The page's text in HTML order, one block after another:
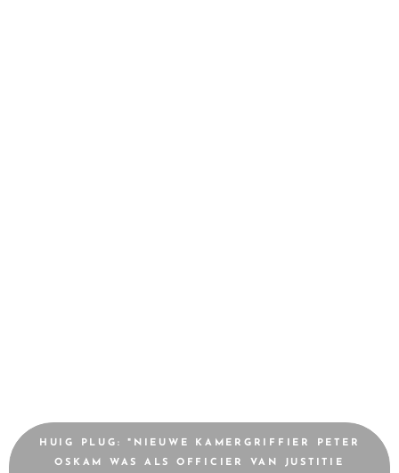
HUIG PLUG: "NIEUWE KAMERGRIFFIER PETER
OSKAM WAS ALS OFFICIER VAN JUSTITIE